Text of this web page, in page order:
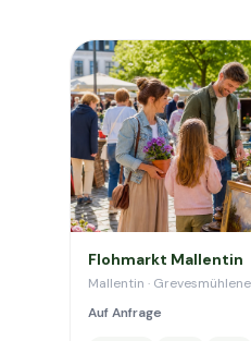
Flohmarkt Mallentin
Mallentin ·
Auf Anfrage